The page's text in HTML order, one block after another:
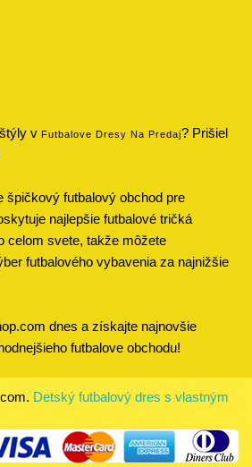
v Futbalove Dresy Na Predaj? Prišiel
špičkový futbalový obchod pre
najlepšie futbalové tričká
celom svete, takže môžete
futbalového vybavenia za najnižšie
dnes a získajte najnovšie
futbalove obchodu!
Detský futbalový dres s vlastným